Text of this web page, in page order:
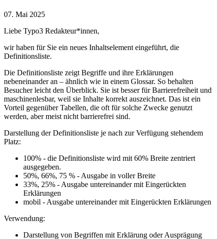
07. Mai 2025
Liebe Typo3 Redakteur*innen,
wir haben für Sie ein neues Inhaltselement eingeführt, die
Definitionsliste.
Die Definitionsliste zeigt Begriffe und ihre Erklärungen
nebeneinander an – ähnlich wie in einem Glossar. So behalten
Besucher leicht den Überblick. Sie ist besser für Barrierefreiheit und
maschinenlesbar, weil sie Inhalte korrekt auszeichnet. Das ist ein
Vorteil gegenüber Tabellen, die oft für solche Zwecke genutzt
werden, aber meist nicht barrierefrei sind.
Darstellung der Definitionsliste je nach zur Verfügung stehendem
Platz:
100% - die Definitionsliste wird mit 60% Breite zentriert
ausgegeben.
50%, 66%, 75 % - Ausgabe in voller Breite
33%, 25% - Ausgabe untereinander mit Eingerückten
Erklärungen
mobil - Ausgabe untereinander mit Eingerückten Erklärungen
Verwendung:
Darstellung von Begriffen mit Erklärung oder Ausprägung